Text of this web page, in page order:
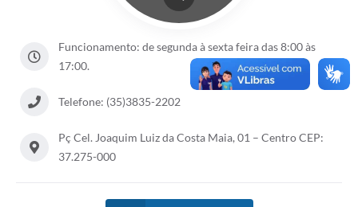
Funcionamento: de segunda à sexta feira das 8:00 às
17:00.
Telefone: (35)3835-2202
Pç Cel. Joaquim Luiz da Costa Maia, 01 – Centro CEP:
37.275-000